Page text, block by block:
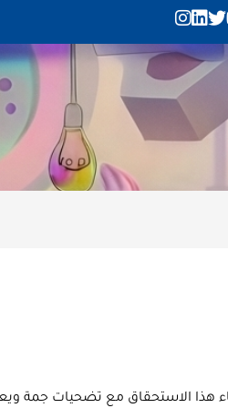
جاء هذا الاستحقاق مع تضحيات جمة